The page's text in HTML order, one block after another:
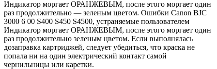
Индикатор моргает ОРАНЖЕВЫМ, после этого моргает один
раз продолжительно — зеленым цветом. Ошибки Canon BJC
3000 6 00 S400 S450 S4500, устраняемые пользователем
Индикатор моргает ОРАНЖЕВЫМ, после этого моргает один
раз продолжительно зеленым цветом. Если выполнялась
дозаправка картриджей, следует убедиться, что краска не
попала ни на один электрический контакт самой
чернильницы или каретки.